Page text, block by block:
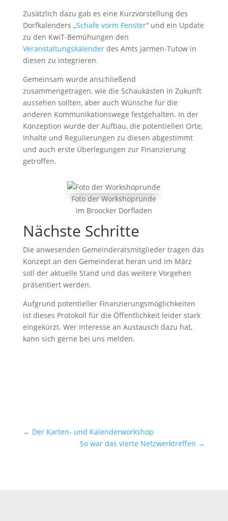
Zusätzlich dazu gab es eine Kurzvorstellung des
Dorfkalenders „Schafe vorm Fenster“ und ein Update
zu den KwiT-Bemühungen den
Veranstaltungskalenderdes Amts Jarmen-Tutow in
diesen zu integrieren.
Gemeinsam wurde anschließend
zusammengetragen, wie die Schaukästen in Zukunft
aussehen sollten, aber auch Wünsche für die
anderen Kommunikationswege festgehalten. In der
Konzeption wurde der Aufbau, die potentiellen Orte,
Inhalte und Regulierungen zu diesen abgestimmt
und auch erste Überlegungen zur Finanzierung
getroffen.
Foto der Workshoprunde
im Broocker Dorfladen
Nächste Schritte
Die anwesenden Gemeinderatsmitglieder tragen das
Konzept an den Gemeinderat heran und im März
soll der aktuelle Stand und das weitere Vorgehen
präsentiert werden.
Aufgrund potentieller Finanzierungsmöglichkeiten
ist dieses Protokoll für die Öffentlichkeit leider stark
eingekürzt. Wer Interesse an Austausch dazu hat,
kann sich gerne bei uns melden.
← Der Karten- und Kalenderworkshop
So war das vierte Netzwerktreffen →